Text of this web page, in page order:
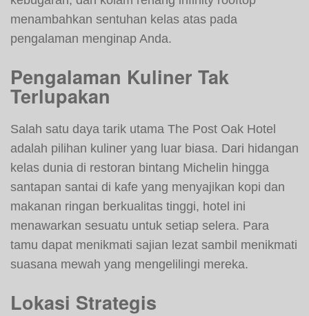
menambahkan sentuhan kelas atas pada
pengalaman menginap Anda.
Pengalaman Kuliner Tak
Terlupakan
Salah satu daya tarik utama The Post Oak Hotel
adalah pilihan kuliner yang luar biasa. Dari hidangan
kelas dunia di restoran bintang Michelin hingga
santapan santai di kafe yang menyajikan kopi dan
makanan ringan berkualitas tinggi, hotel ini
menawarkan sesuatu untuk setiap selera. Para
tamu dapat menikmati sajian lezat sambil menikmati
suasana mewah yang mengelilingi mereka.
Lokasi Strategis